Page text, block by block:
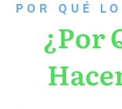
P OR QUÉ
¿Por